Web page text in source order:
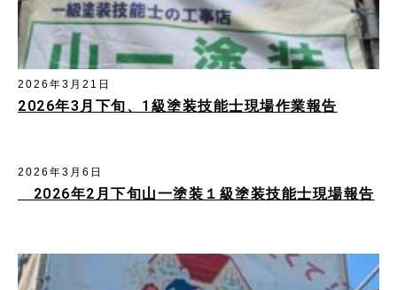
2026年3月下旬、1級塗装技能士現場作業報告
2026年3月21日
2026年2月下旬山一塗装１級塗装技能士現場報告
2026年3月6日